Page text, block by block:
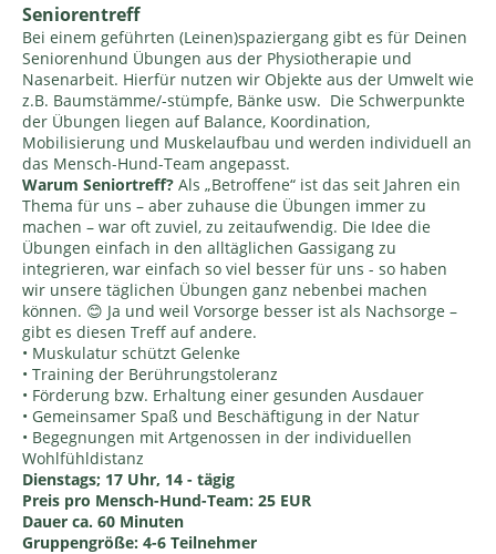
Seniorentreff
Bei einem geführten (Leinen)spaziergang gibt es für Deinen
Seniorenhund Übungen aus der Physiotherapie und
Nasenarbeit. Hierfür nutzen wir Objekte aus der Umwelt wie
z.B. Baumstämme/-stümpfe, Bänke usw. Die Schwerpunkte
der Übungen liegen auf Balance, Koordination,
Mobilisierung und Muskelaufbau und werden individuell an
das Mensch-Hund-Team angepasst.
Warum Seniortreff? Als „Betroffene“ ist das seit Jahren ein
Thema für uns – aber zuhause die Übungen immer zu
machen – war oft zuviel, zu zeitaufwendig. Die Idee die
Übungen einfach in den alltäglichen Gassigang zu
integrieren, war einfach so viel besser für uns - so haben
wir unsere täglichen Übungen ganz nebenbei machen
können. 😊 Ja und weil Vorsorge besser ist als Nachsorge –
gibt es diesen Treff auf andere.
• Muskulatur schützt Gelenke
• Training der Berührungstoleranz
• Förderung bzw. Erhaltung einer gesunden Ausdauer
• Gemeinsamer Spaß und Beschäftigung in der Natur
• Begegnungen mit Artgenossen in der individuellen
Wohlfühldistanz
Dienstags; 17 Uhr, 14 - tägig
Preis pro Mensch-Hund-Team: 25 EUR
Dauer ca. 60 Minuten
Gruppengröße: 4-6 Teilnehmer